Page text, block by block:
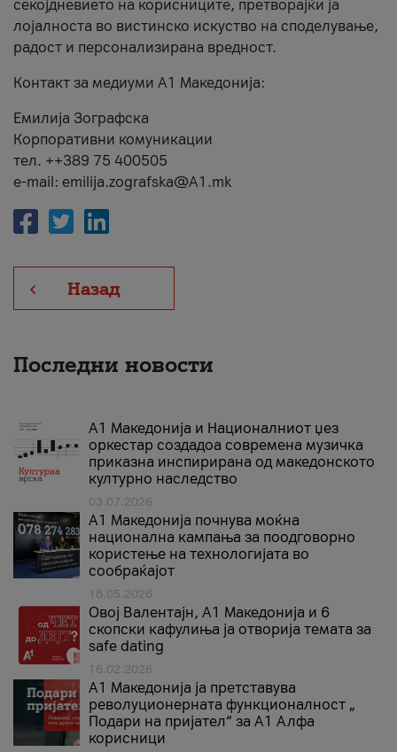
секојдневието на корисниците, претворајќи ја
лојалноста во вистинско искуство на споделување,
радост и персонализирана вредност.
Контакт за медиуми А1 Македонија:
Емилија Зографска
Корпоративни комуникации
тел. ++389 75 400505
e-mail: emilija.zografska@A1.mk
Назад
Последни новости
А1 Македонија и Националниот џез
оркестар создадоа современа музичка
приказна инспирирана од македонското
културно наследство
03.07.2026
A1 Македонија почнува моќна
национална кампања за поодговорно
користење на технологијата во
сообраќајот
18.05.2026
Овој Валентајн, A1 Македонија и 6
скопски кафулиња ја отворија темата за
safe dating
16.02.2026
А1 Македонија ја претставува
револуционерната функционалност „
Подари на пријател“ за А1 Алфа
корисници